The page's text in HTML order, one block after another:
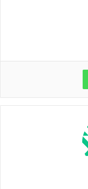
WhatsApp